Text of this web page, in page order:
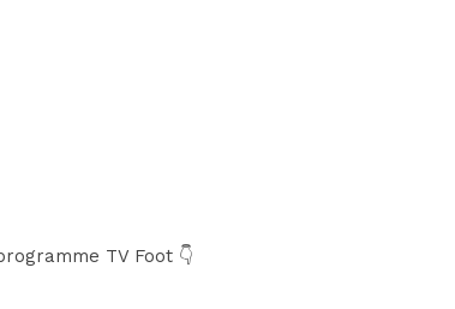
TV Foot 👇